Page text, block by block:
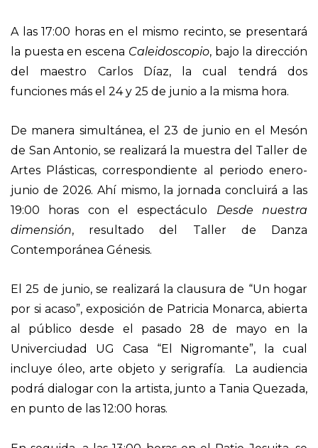
A las 17:00 horas en el mismo recinto, se presentará
la puesta en escena Caleidoscopio, bajo la dirección
del maestro Carlos Díaz, la cual tendrá dos
funciones más el 24 y 25 de junio a la misma hora.
De manera simultánea, el 23 de junio en el Mesón
de San Antonio, se realizará la muestra del Taller de
Artes Plásticas, correspondiente al periodo enero-
junio de 2026. Ahí mismo, la jornada concluirá a las
19:00 horas con el espectáculo Desde nuestra
dimensión, resultado del Taller de Danza
Contemporánea Génesis.
El 25 de junio, se realizará la clausura de “Un hogar
por si acaso”, exposición de Patricia Monarca, abierta
al público desde el pasado 28 de mayo en la
Univerciudad UG Casa “El Nigromante”, la cual
incluye óleo, arte objeto y serigrafía. La audiencia
podrá dialogar con la artista, junto a Tania Quezada,
en punto de las 12:00 horas.